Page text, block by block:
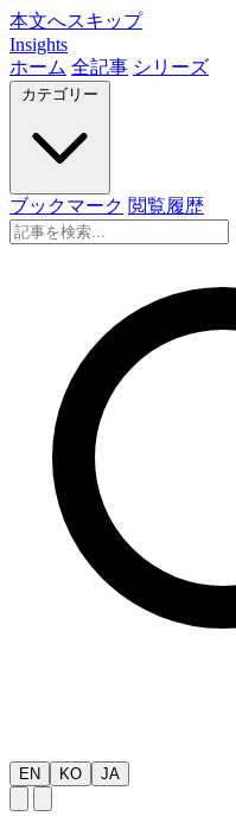
本文へスキップ
Insights
ホーム 全記事 シリーズ
ブックマーク 閲覧履歴
EN KO JA